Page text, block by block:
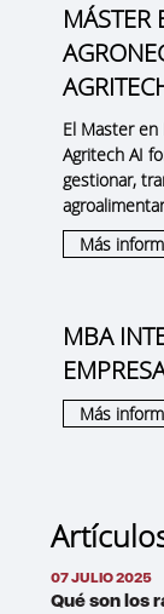
MÁSTER
El Master
Agritech AI
gestionar,
Más
MBA
Más
07 JULIO 2025
Qué son los